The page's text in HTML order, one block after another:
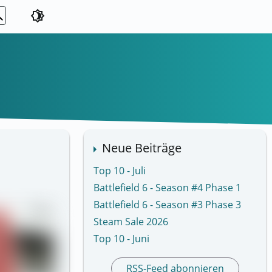
brightness_4
Neue Beiträge
Top 10 - Juli
Battlefield 6 - Season #4 Phase 1
Battlefield 6 - Season #3 Phase 3
Steam Sale 2026
Top 10 - Juni
RSS-Feed abonnieren